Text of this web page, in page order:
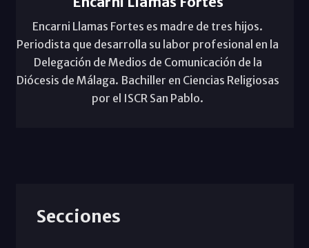
Encarni Llamas Fortes es madre de tres hijos.
Periodista que desarrolla su labor profesional en la
Delegación de Medios de Comunicación de la
Diócesis de Málaga. Bachiller en Ciencias Religiosas
por el ISCR San Pablo.
Secciones